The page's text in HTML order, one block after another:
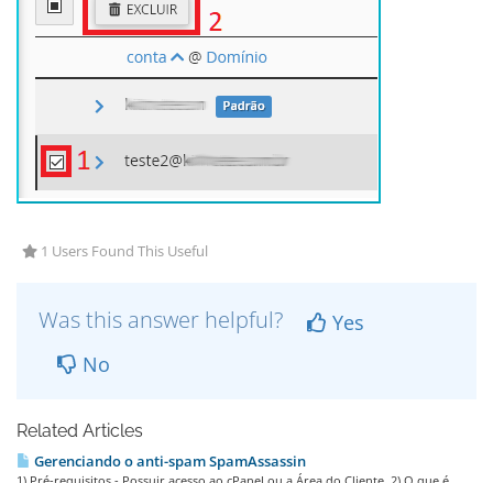
1 Users Found This Useful
Was this answer helpful?
Yes
No
Related Articles
Gerenciando o anti-spam SpamAssassin